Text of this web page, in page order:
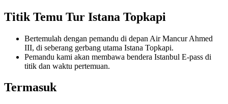
Titik Temu Tur Istana Topkapi
Bertemulah dengan pemandu di depan Air Mancur Ahmed
III, di seberang gerbang utama Istana Topkapi.
Pemandu kami akan membawa bendera Istanbul E-pass di
titik dan waktu pertemuan.
Termasuk